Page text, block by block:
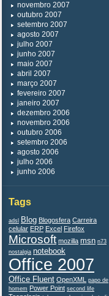
novembro 2007
outubro 2007
setembro 2007
agosto 2007
julho 2007
junho 2007
maio 2007
abril 2007
março 2007
fevereiro 2007
janeiro 2007
dezembro 2006
novembro 2006
outubro 2006
setembro 2006
agosto 2006
julho 2006
junho 2006
Tags
adsl Blog Blogosfera Carreira
celular ERP Excel Firefox
Microsoft mozilla msn n73
nostalgia notebook
Office 2007
Office Fluent OpenXML
papo de
homem Power Point second life